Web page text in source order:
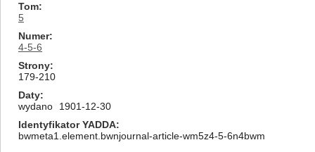
Tom
5
Numer
4-5-6
Strony
179-210
Daty
wydano
1901-12-30
Identyfikator YADDA
bwmeta1.element.bwnjournal-article-wm5z4-5-6n4bwm